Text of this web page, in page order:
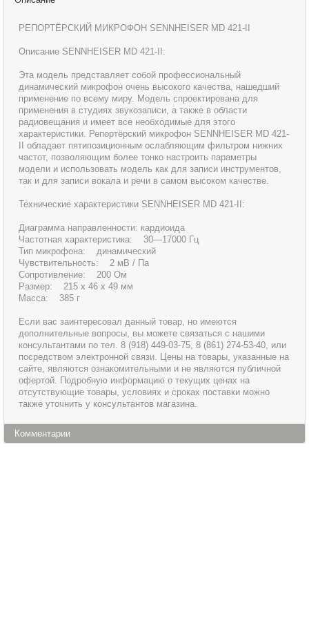
РЕПОРТЁРСКИЙ МИКРОФОН SENNHEISER MD 421-II
Описание SENNHEISER MD 421-II:
Эта модель представляет собой профессиональный
динамический микрофон очень высокого качества, нашедший
применение по всему миру. Модель спроектирована для
применения в студиях звукозаписи, а также в области
радиовещания и имеет все необходимые для этого
характеристики. Репортёрский микрофон SENNHEISER MD 421-
II обладает пятипозиционным ослабляющим фильтром нижних
частот, позволяющим более тонко настроить параметры
модели и использовать модель как для записи инструментов,
так и для записи вокала и речи в самом высоком качестве.
Технические характеристики SENNHEISER MD 421-II:
Диаграмма направленности: кардиоида
Частотная характеристика: 30—17000 Гц
Тип микрофона: динамический
Чувствительность: 2 мВ / Па
Сопротивление: 200 Ом
Размер: 215 х 46 х 49 мм
Масса: 385 г
Если вас заинтересовал данный товар, но имеются
дополнительные вопросы, вы можете связаться с нашими
консультантами по тел. 8 (918) 449-03-75, 8 (861) 274-53-40, или
посредством электронной связи. Цены на товары, указанные на
сайте, являются ознакомительными и не являются публичной
офертой. Подробную информацию о текущих ценах на
отсутствующие товары, условиях и сроках поставки можно
также уточнить у консультантов магазина.
Комментарии